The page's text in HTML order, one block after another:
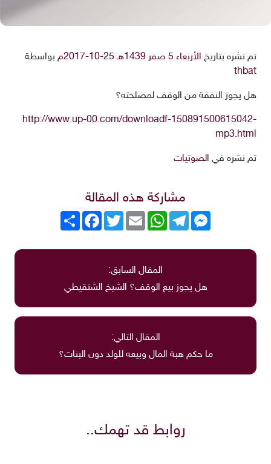
تم نشره بتاريخ الأربعاء 5 صفر 1439هـ 25-10-2017م
بواسطة
thbat
هل يجوز النفقة من الوقف لمصلحته؟
http://www.up-00.com/downloadf-150891500615042-
mp3.html
تم نشره في الصوتيات
مشاركة هذه المقالة
انشر
FacebookTwitterEmail
WhatsAppTelegram
Messenger
المقال السابق:
هل يجوز بيع الوقف؟ الشيخ الشنقيطي
المقال التالي:
ما حكم هبة المال وبيعه للولد دون البنات؟
روابط قد تهمك..